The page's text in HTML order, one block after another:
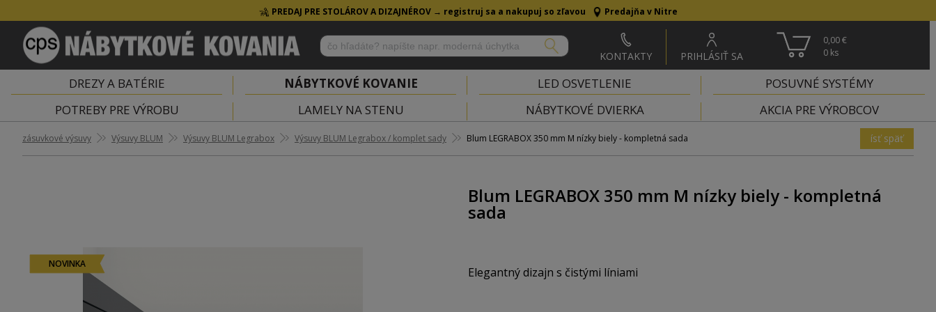
PREDAJ PRE STOLÁROV A DIZAJNÉROV → registruj sa a nakupuj so zľavou Predajňa v Nitre
KONTAKTY PRIHLÁSIŤ SA
0,00 €
0 ks
DREZY A BATÉRIE NÁBYTKOVÉ KOVANIE LED OSVETLENIE
POSUVNÉ SYSTÉMY
POTREBY PRE VÝROBU
LAMELY NA STENU NÁBYTKOVÉ DVIERKA AKCIA PRE VÝROBCOV
zásuvkové výsuvy Výsuvy BLUM Výsuvy BLUM Legrabox Výsuvy BLUM Legrabox / komplet sady Blum LEGRABOX 350 mm M nízky biely - kompletná sada ísť späť
Blum LEGRABOX 350 mm M nízky biely - kompletná
sada
NOVINKA
Elegantný dizajn s čistými líniami